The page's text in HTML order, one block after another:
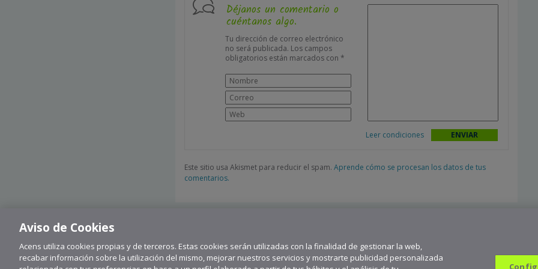
Déjanos un comentario o
cuéntanos algo.
Tu dirección de correo electrónico
no será publicada. Los campos
obligatorios están marcados con *
Leer condiciones
Este sitio usa Akismet para reducir el spam. Aprende cómo se procesan los datos de tus
comentarios.
Aviso de Cookies
Acens utiliza cookies propias y de terceros. Estas cookies serán utilizadas con la finalidad de gestionar la web,
recabar información sobre la utilización del mismo, mejorar nuestros servicios y mostrarte publicidad personalizada